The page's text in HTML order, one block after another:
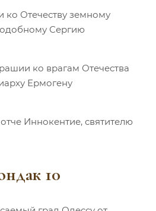
ко Отечеству земному
Сергию
ко врагам Отечества
Ермогену
Иннокентие, святителю
10